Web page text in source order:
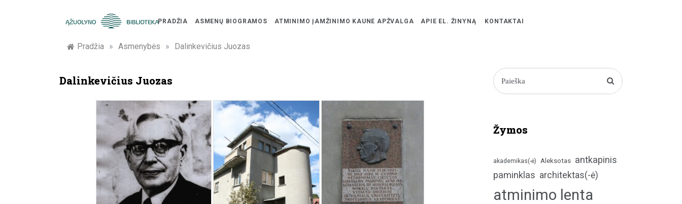
Žymūs
Kauno
žmonės:
atminimo
įamžinimas
PRADŽIA ASMENŲ BIOGRAMOS ATMINIMO ĮAMŽINIMO KAUNE APŽVALGA APIE EL. ŽINYNĄ KONTAKTAI
Pradžia » Asmenybės » Dalinkevičius Juozas
Dalinkevičius Juozas
Žymos
akademikas(-ė) Aleksotas antkapinis
paminklas architektas(-ė)
atminimo lenta